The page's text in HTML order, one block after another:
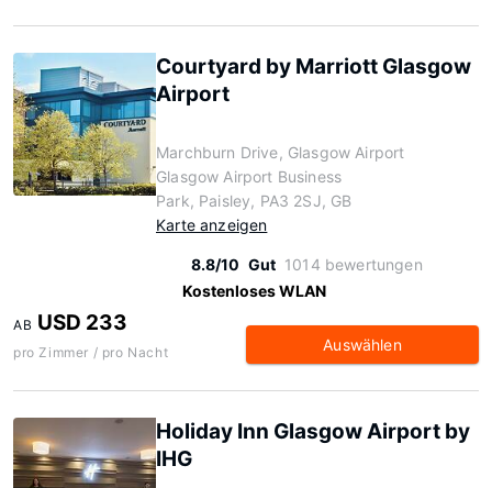
Courtyard by Marriott Glasgow
Airport
Marchburn Drive, Glasgow Airport
Glasgow Airport Business
Park, Paisley, PA3 2SJ, GB
Karte anzeigen
8.8/10 Gut 1014 bewertungen
Kostenloses WLAN
AB USD 233
pro Zimmer / pro Nacht Auswählen
Holiday Inn Glasgow Airport by
IHG